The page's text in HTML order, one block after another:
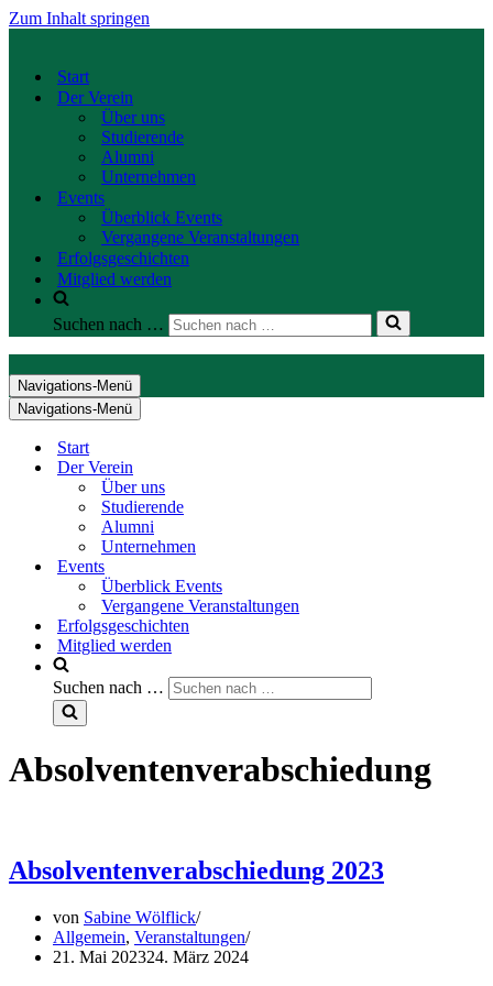
Zum Inhalt springen
Start
Der Verein
Über uns
Studierende
Alumni
Unternehmen
Events
Überblick Events
Vergangene Veranstaltungen
Erfolgsgeschichten
Mitglied werden
Suchen nach …
Navigations-Menü
Navigations-Menü
Start
Der Verein
Über uns
Studierende
Alumni
Unternehmen
Events
Überblick Events
Vergangene Veranstaltungen
Erfolgsgeschichten
Mitglied werden
Suchen nach …
Absolventenverabschiedung
Absolventenverabschiedung 2023
von Sabine Wölflick
Allgemein, Veranstaltungen
21. Mai 202324. März 2024